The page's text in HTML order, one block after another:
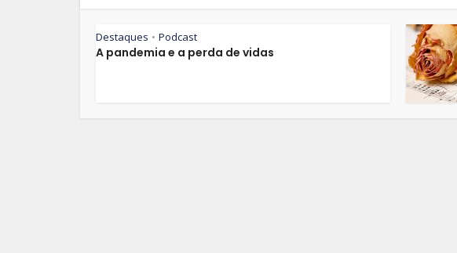
Destaques • Podcast
A pandemia e a perda de vidas